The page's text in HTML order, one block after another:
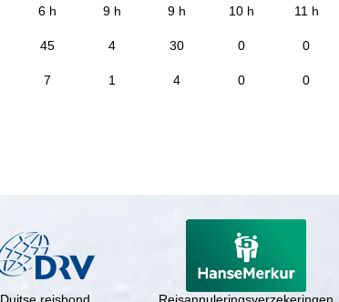
6 h 9 h 9 h 10 h 11 h
45 4 30 0 0
7 1 4 0 0